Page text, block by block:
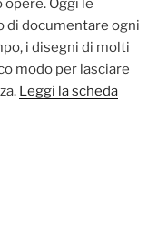
Oggi le
documentare ogni
i disegni di molti
modo per lasciare
Leggi la scheda